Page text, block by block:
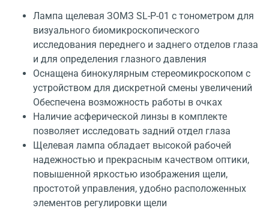
Лампа щелевая ЗОМЗ SL-P-01 с тонометром для
визуального биомикроскопического
исследования переднего и заднего отделов глаза
и для определения глазного давления
Оснащена бинокулярным стереомикроскопом с
устройством для дискретной смены увеличений
Обеспечена возможность работы в очках
Наличие асферической линзы в комплекте
позволяет исследовать задний отдел глаза
Щелевая лампа обладает высокой рабочей
надежностью и прекрасным качеством оптики,
повышенной яркостью изображения щели,
простотой управления, удобно расположенных
элементов регулировки щели